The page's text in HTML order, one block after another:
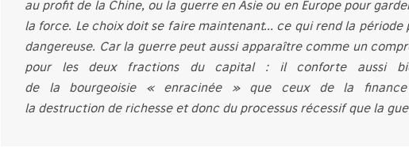
au profit de la Chine, ou la guerre en Asie ou en Europe pour
la force. Le choix doit se faire maintenant… ce qui rend la
dangereuse. Car la guerre peut aussi apparaître comme un
pour les deux fractions du capital : il conforte aussi
de la bourgeoisie « enracinée » que ceux de la finance
la destruction de richesse et donc du processus récessif que la